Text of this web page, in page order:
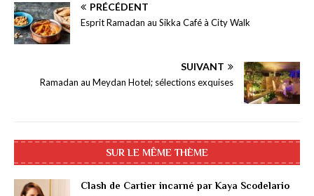
PRÉCÉDENT
Esprit Ramadan au Sikka Café à City Walk
SUIVANT
Ramadan au Meydan Hotel; sélections exquises
SUR LE MÊME THÈME
Clash de Cartier incarné par Kaya Scodelario